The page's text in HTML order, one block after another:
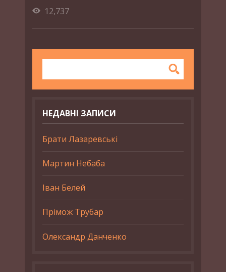
12,737
НЕДАВНІ ЗАПИСИ
Брати Лазаревські
Мартин Небаба
Іван Белей
Прімож Трубар
Олександр Данченко